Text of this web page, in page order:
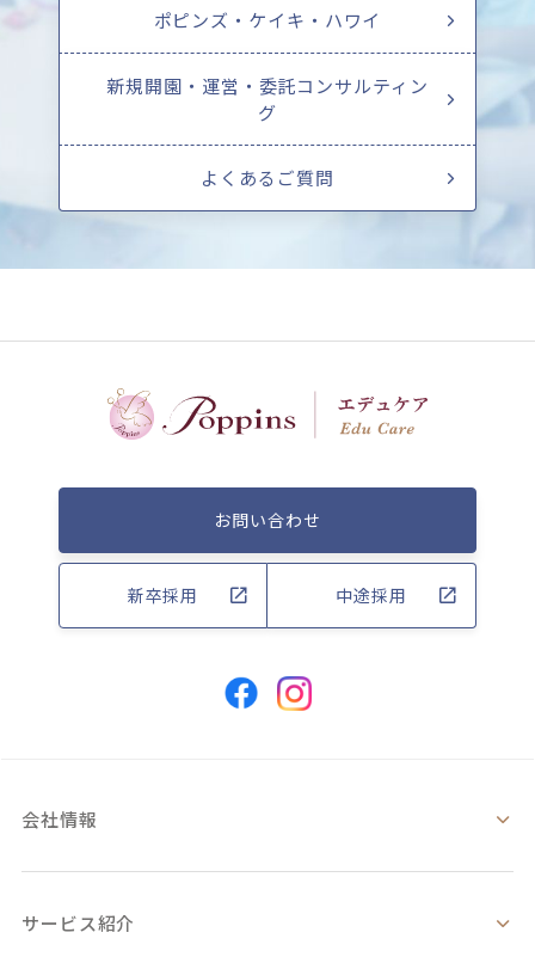
ポピンズ・ケイキ・ハワイ
新規開園・運営・委託コンサルティン
グ
よくあるご質問
お問い合わせ
新卒採用 中途採用
会社情報
サービス紹介